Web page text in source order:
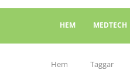
HEM MEDTECH
Hem Taggar